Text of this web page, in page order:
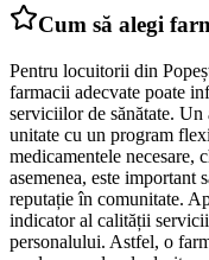
Cum să alegi
Pentru locuitorii din
farmacii adecvate poate
serviciilor de sănătate.
unitate cu un program
medicamentele necesare,
asemenea, este important
reputație în comunitate.
indicator al calității
personalului. Astfel, o